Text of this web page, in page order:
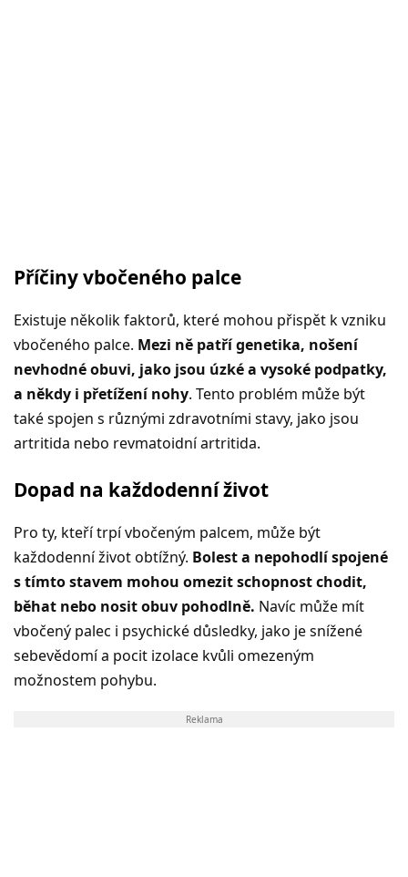
Příčiny vbočeného palce
Existuje několik faktorů, které mohou přispět k vzniku
vbočeného palce. Mezi ně patří genetika, nošení
nevhodné obuvi, jako jsou úzké a vysoké podpatky,
a někdy i přetížení nohy. Tento problém může být
také spojen s různými zdravotními stavy, jako jsou
artritida nebo revmatoidní artritida.
Dopad na každodenní život
Pro ty, kteří trpí vbočeným palcem, může být
každodenní život obtížný. Bolest a nepohodlí spojené
s tímto stavem mohou omezit schopnost chodit,
běhat nebo nosit obuv pohodlně. Navíc může mít
vbočený palec i psychické důsledky, jako je snížené
sebevědomí a pocit izolace kvůli omezeným
možnostem pohybu.
Reklama